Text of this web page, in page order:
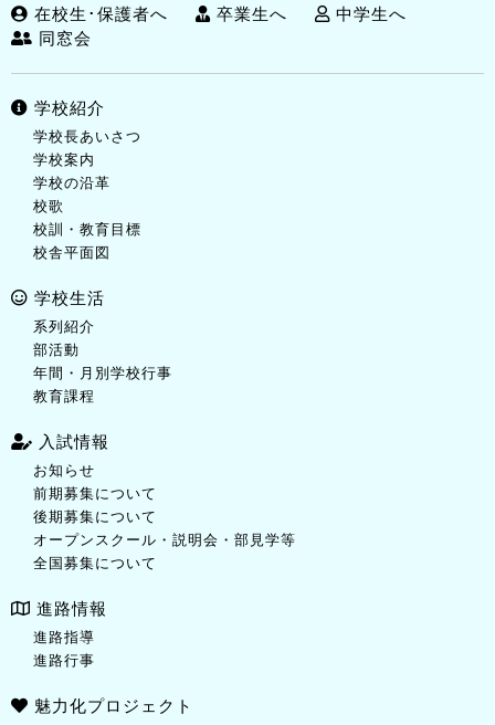
在校生･保護者へ
卒業生へ
中学生へ
同窓会
学校紹介
学校長あいさつ
学校案内
学校の沿革
校歌
校訓・教育目標
校舎平面図
学校生活
系列紹介
部活動
年間・月別学校行事
教育課程
入試情報
お知らせ
前期募集について
後期募集について
オープンスクール・説明会・部見学等
全国募集について
進路情報
進路指導
進路行事
魅力化プロジェクト